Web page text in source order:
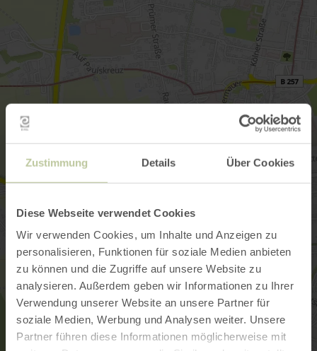
Zustimmung Details Über Cookies
Diese Webseite verwendet Cookies
Wir verwenden Cookies, um Inhalte und Anzeigen zu
personalisieren, Funktionen für soziale Medien anbieten
zu können und die Zugriffe auf unsere Website zu
analysieren. Außerdem geben wir Informationen zu Ihrer
Verwendung unserer Website an unsere Partner für
soziale Medien, Werbung und Analysen weiter. Unsere
Partner führen diese Informationen möglicherweise mit